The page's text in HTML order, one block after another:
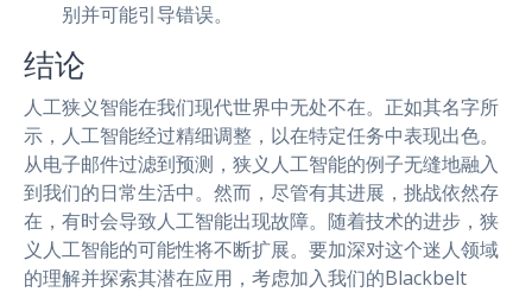
别并可能引导错误。
结论
人工狭义智能在我们现代世界中无处不在。正如其名字所
示，人工智能经过精细调整，以在特定任务中表现出色。
从电子邮件过滤到预测，狭义人工智能的例子无缝地融入
到我们的日常生活中。然而，尽管有其进展，挑战依然存
在，有时会导致人工智能出现故障。随着技术的进步，狭
义人工智能的可能性将不断扩展。要加深对这个迷人领域
的理解并探索其潜在应用，考虑加入我们的Blackbelt